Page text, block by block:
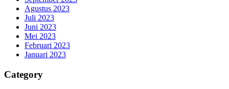
Agustus 2023
Juli 2023
Juni 2023
Mei 2023
Februari 2023
Januari 2023
Category